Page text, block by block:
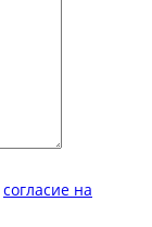
согласие на